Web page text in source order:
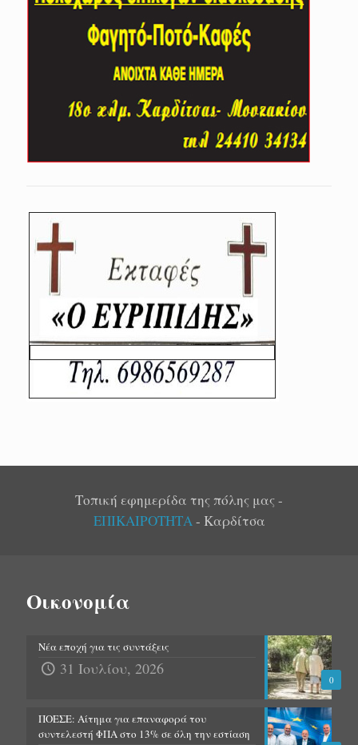
Τοπική εφημερίδα της πόλης μας -
ΕΠΙΚΑΙΡΟΤΗΤΑ- Καρδίτσα
Οικονομία
0
Νέα εποχή για τις συντάξεις
31 Ιουλίου, 2026
ΠΟΕΣΕ: Αίτημα για επαναφορά του
συντελεστή ΦΠΑ στο 13% σε όλη την εστίαση